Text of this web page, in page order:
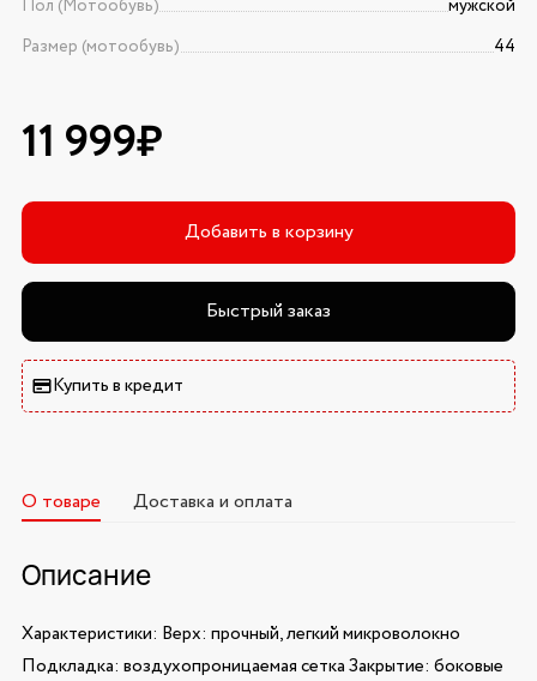
Пол (Мотообувь)
мужской
Размер (мотообувь)
44
11 999₽
Добавить в корзину
Быстрый заказ
Купить в кредит
О товаре Доставка и оплата
Описание
Характеристики: Верх: прочный, легкий микроволокно
Подкладка: воздухопроницаемая сетка Закрытие: боковые